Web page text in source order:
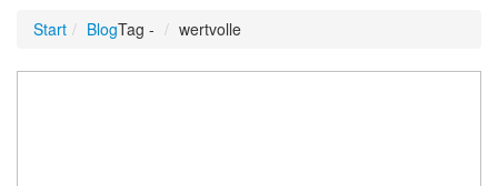
Start
BlogTag - wertvolle